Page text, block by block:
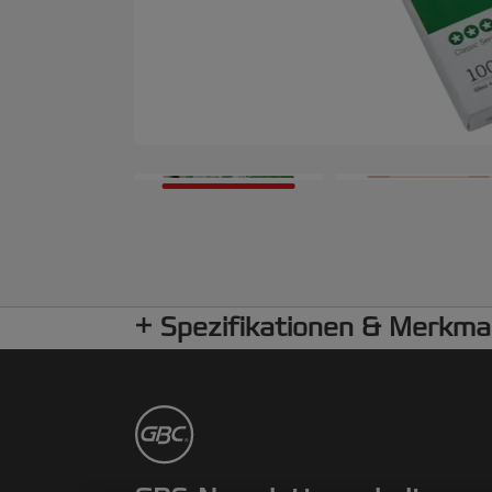
Spezifikationen &